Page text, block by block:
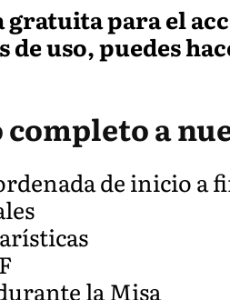
gratuita para el
uso, puedes
completo a
de inicio a
la Misa